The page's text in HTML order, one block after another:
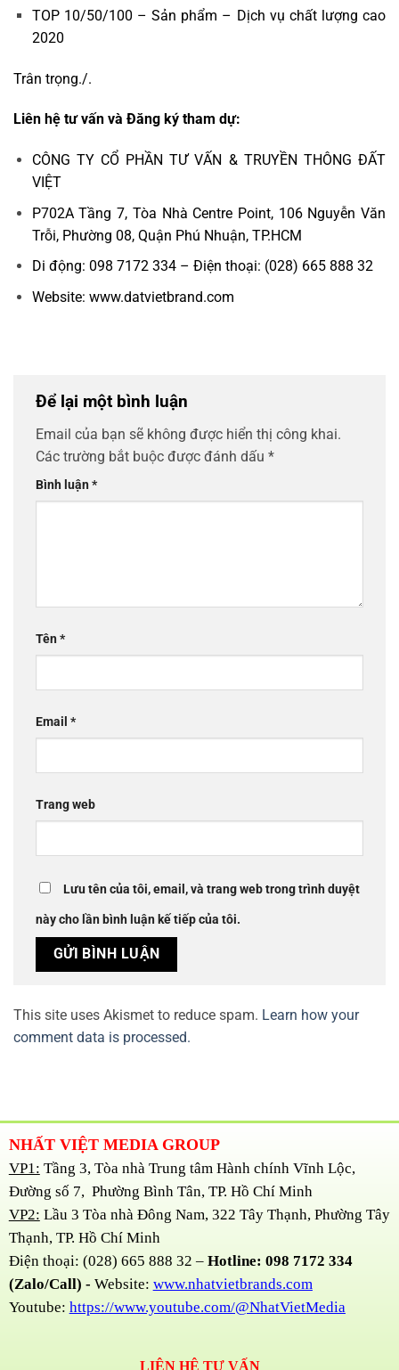
TOP 10/50/100 – Sản phẩm – Dịch vụ chất lượng cao
2020
Trân trọng./.
Liên hệ tư vấn và Đăng ký tham dự:
CÔNG TY CỔ PHẦN TƯ VẤN & TRUYỀN THÔNG ĐẤT
VIỆT
P702A Tầng 7, Tòa Nhà Centre Point, 106 Nguyễn Văn
Trỗi, Phường 08, Quận Phú Nhuận, TP.HCM
Di động: 098 7172 334 – Điện thoại: (028) 665 888 32
Website: www.datvietbrand.com
Để lại một bình luận
Email của bạn sẽ không được hiển thị công khai.
Các trường bắt buộc được đánh dấu *
Bình luận*
Tên*
Email *
Trang web
Lưu tên của tôi, email, và trang web trong trình duyệt
này cho lần bình luận kế tiếp của tôi.
This site uses Akismet to reduce spam. Learn how your
comment data is processed.
NHẤT VIỆT MEDIA GROUP
VP1: Tầng 3, Tòa nhà Trung tâm Hành chính Vĩnh Lộc,
Đường số 7, Phường Bình Tân, TP. Hồ Chí Minh
VP2: Lầu 3 Tòa nhà Đông Nam, 322 Tây Thạnh, Phường Tây
Thạnh, TP. Hồ Chí Minh
Điện thoại: (028) 665 888 32 – Hotline: 098 7172 334
(Zalo/Call) - Website: www.nhatvietbrands.com
Youtube: https://www.youtube.com/@NhatVietMedia
LIÊN HỆ TƯ VẤN